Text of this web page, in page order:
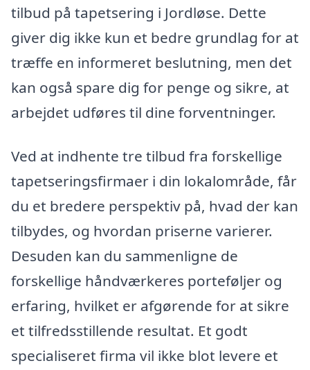
tilbud på tapetsering i Jordløse. Dette
giver dig ikke kun et bedre grundlag for at
træffe en informeret beslutning, men det
kan også spare dig for penge og sikre, at
arbejdet udføres til dine forventninger.
Ved at indhente tre tilbud fra forskellige
tapetseringsfirmaer i din lokalområde, får
du et bredere perspektiv på, hvad der kan
tilbydes, og hvordan priserne varierer.
Desuden kan du sammenligne de
forskellige håndværkeres porteføljer og
erfaring, hvilket er afgørende for at sikre
et tilfredsstillende resultat. Et godt
specialiseret firma vil ikke blot levere et